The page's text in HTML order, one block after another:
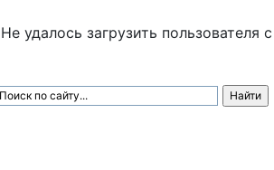
удалось загрузить пользователя с